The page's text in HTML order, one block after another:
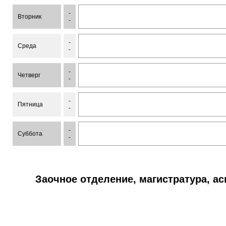
Вторник
-
-
Среда
-
-
Четверг
-
-
Пятница
-
-
Суббота
-
-
Заочное отделение, магистратура,